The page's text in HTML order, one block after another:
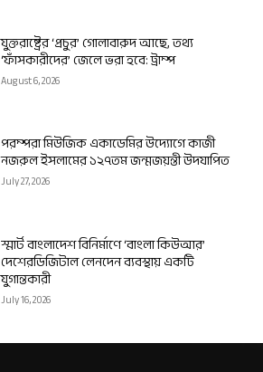
যুক্তরাষ্ট্রের ‘প্রচুর’ গোলাবারুদ আছে, তথ্য
‘ফাঁসকারীদের’ জেলে ভরা হবে: ট্রাম্প
August 6, 2026
পরম্পরা মিউজিক একাডেমির উদ্যোগে কাজী
নজরুল ইসলামের ১২৭তম জন্মজয়ন্তী উদযাপিত
July 27, 2026
স্মার্ট বাংলাদেশ বিনির্মাণে ‘বাংলা কিউআর’
দেশেরডিজিটাল লেনদেন ব্যবস্থায় একটি
যুগান্তকারী
July 16, 2026